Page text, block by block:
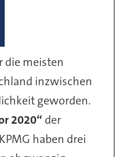
die meisten
inzwischen
geworden.
2020“ der
haben drei